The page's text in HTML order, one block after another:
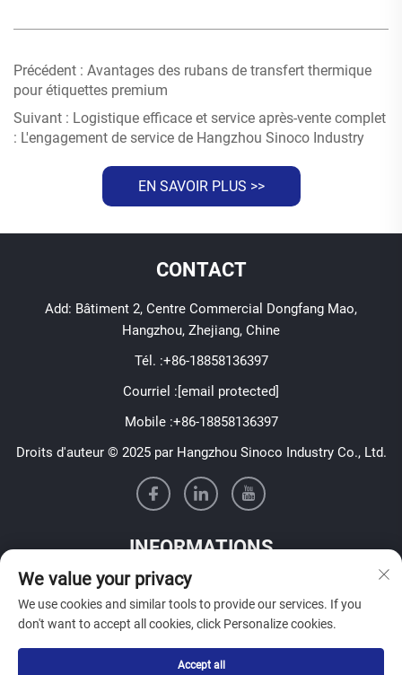
Précédent : Avantages des rubans de transfert thermique
pour étiquettes premium
Suivant : Logistique efficace et service après-vente complet
: L'engagement de service de Hangzhou Sinoco Industry
EN SAVOIR PLUS >>
CONTACT
Add: Bâtiment 2, Centre Commercial Dongfang Mao,
Hangzhou, Zhejiang, Chine
Tél. :+86-18858136397
Courriel :[email protected]
Mobile :+86-18858136397
Droits d'auteur © 2025 par Hangzhou Sinoco Industry Co., Ltd.
INFORMATIONS
Inscrivez-vous pour recevoir notre newsletter hebdomadaire
We value your privacy
We use cookies and similar tools to provide our services. If you
don't want to accept all cookies, click Personalize cookies.
Accept all